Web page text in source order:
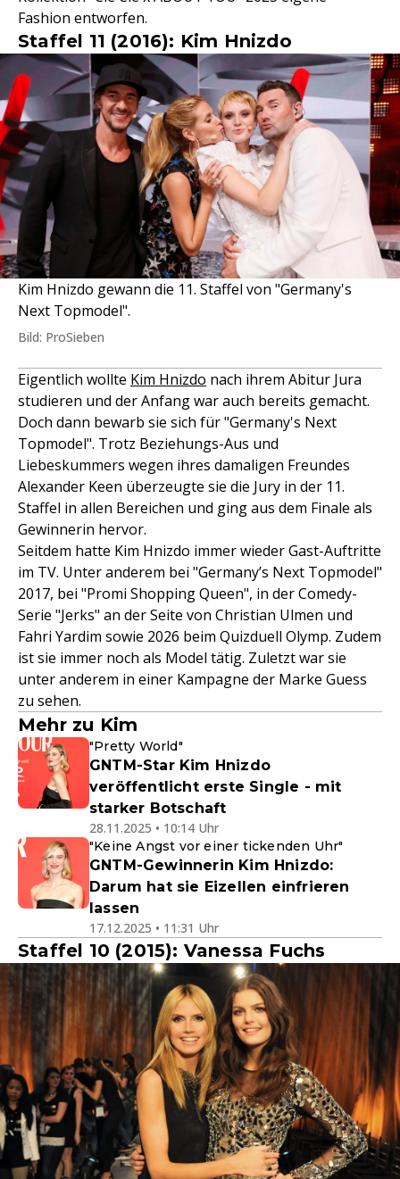
Fashion entworfen.
Staffel 11 (2016): Kim Hnizdo
Kim Hnizdo gewann die 11. Staffel von "Germany's
Next Topmodel".
Bild: ProSieben
Eigentlich wollte Kim Hnizdo nach ihrem Abitur Jura
studieren und der Anfang war auch bereits gemacht.
Doch dann bewarb sie sich für "Germany's Next
Topmodel". Trotz Beziehungs-Aus und
Liebeskummers wegen ihres damaligen Freundes
Alexander Keen überzeugte sie die Jury in der 11.
Staffel in allen Bereichen und ging aus dem Finale als
Gewinnerin hervor.
Seitdem hatte Kim Hnizdo immer wieder Gast-Auftritte
im TV. Unter anderem bei "Germany’s Next Topmodel"
2017, bei "Promi Shopping Queen", in der Comedy-
Serie "Jerks" an der Seite von Christian Ulmen und
Fahri Yardim sowie 2026 beim Quizduell Olymp. Zudem
ist sie immer noch als Model tätig. Zuletzt war sie
unter anderem in einer Kampagne der Marke Guess
zu sehen.
Mehr zu Kim
"Pretty World"
GNTM-Star Kim Hnizdo
veröffentlicht erste Single - mit
starker Botschaft
28.11.2025 • 10:14 Uhr
"Keine Angst vor einer tickenden Uhr"
GNTM-Gewinnerin Kim Hnizdo:
Darum hat sie Eizellen einfrieren
lassen
17.12.2025 • 11:31 Uhr
Staffel 10 (2015): Vanessa Fuchs